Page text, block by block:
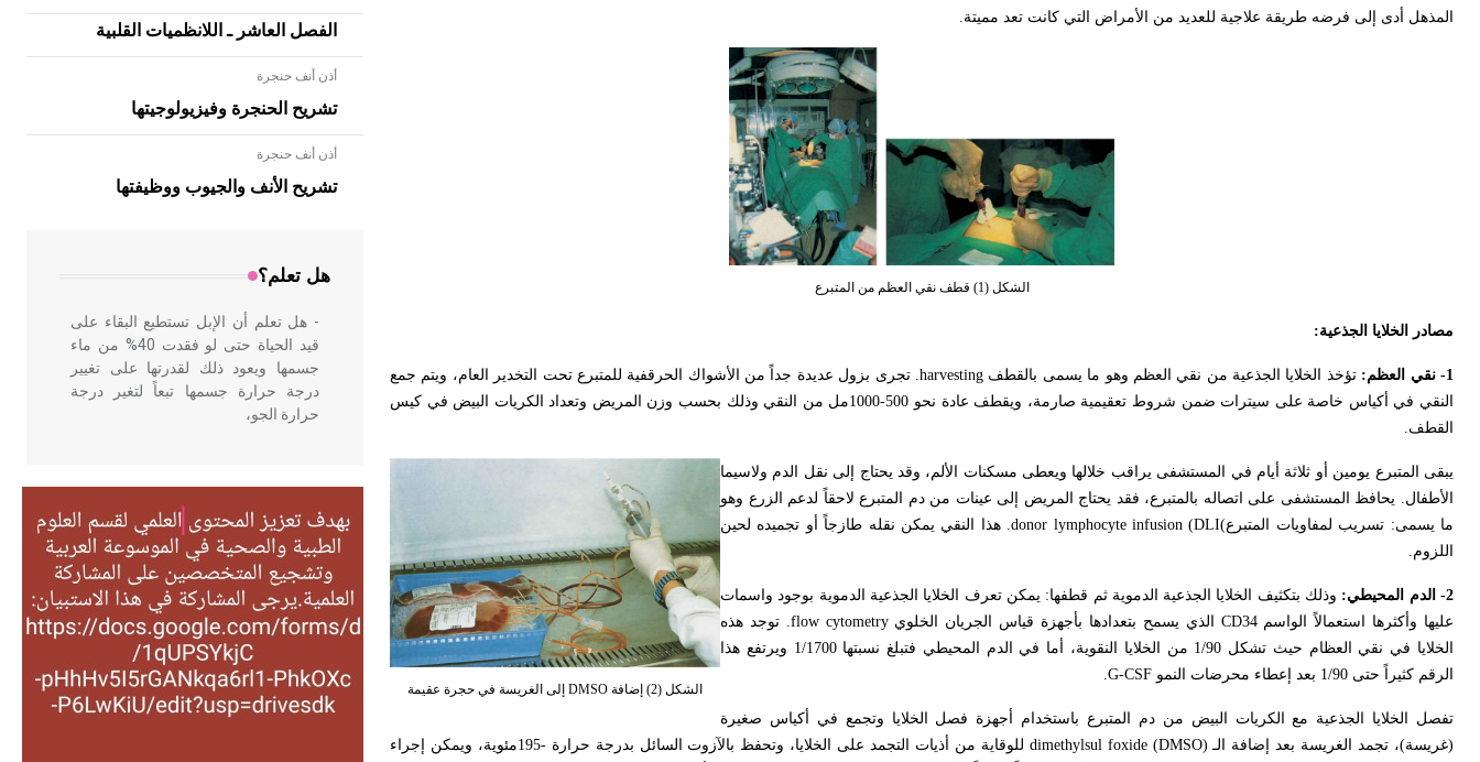
المذهل أدى إلى فرضه طريقة علاجية للعديد من الأمراض التي كانت تعد مميتة.
الشكل (1) قطف نقي العظم من المتبرع
مصادر الخلايا الجذعية:
1- نقي العظم: تؤخذ الخلايا الجذعية من نقي العظم وهو ما يسمى بالقطف harvesting. تجرى بزول عديدة جداً من الأشواك الحرقفية للمتبرع تحت التخدير العام، ويتم جمع
النقي في أكياس خاصة على سيترات ضمن شروط تعقيمية صارمة، ويقطف عادة نحو 500-1000مل من النقي وذلك بحسب وزن المريض وتعداد الكريات البيض في كيس
القطف.
الشكل (2) إضافة DMSO إلى الغريسة في حجرة عقيمة
يبقى المتبرع يومين أو ثلاثة أيام في المستشفى يراقب خلالها ويعطى مسكنات الألم، وقد يحتاج إلى نقل الدم ولاسيما
الأطفال. يحافظ المستشفى على اتصاله بالمتبرع، فقد يحتاج المريض إلى عينات من دم المتبرع لاحقاً لدعم الزرع وهو
ما يسمى: تسريب لمفاويات المتبرعdonor lymphocyte infusion (DLI(. هذا النقي يمكن نقله طازجاً أو تجميده لحين
اللزوم.
2- الدم المحيطي:
وذلك بتكثيف الخلايا الجذعية الدموية ثم قطفها: يمكن تعرف الخلايا الجذعية الدموية بوجود واسمات
عليها وأكثرها استعمالاً الواسمCD34 الذي يسمح بتعدادها بأجهزة قياس الجريان الخلويflow cytometry. توجد هذه
الخلايا في نقي العظام حيث تشكل 1/90 من الخلايا النقوية، أما في الدم المحيطي فتبلغ نسبتها 1/1700 ويرتفع هذا
الرقم كثيراً حتى 1/90 بعد إعطاء محرضات النمو
G-CSF
.
تفصل الخلايا الجذعية مع الكريات البيض من دم المتبرع باستخدام أجهزة فصل الخلايا وتجمع في أكياس صغيرة
(غريسة)، تجمد الغريسة بعد إضافة الـ (dimethylsul foxide (DMSO
للوقاية من أذيات التجمد على الخلايا، وتحفظ بالآزوت السائل بدرجة حرارة -195مئوية، ويمكن إجراء
الفصل العاشر ـ اللانظميات القلبية
أذن أنف حنجرة
تشريح الحنجرة وفيزيولوجيتها
أذن أنف حنجرة
تشريح الأنف والجيوب ووظيفتها
هل تعلم؟
- هل تعلم أن الأبلق نوع من الفنون
الهندسية التي ارتبطت بالعمارة الإسلامية
في بلاد الشام ومصر خاصة، حيث يحرص
- هل تعلم أن الإبل تستطيع البقاء على
قيد الحياة حتى لو فقدت 40% من ماء
جسمها ويعود ذلك لقدرتها على تغيير
درجة حرارة جسمها تبعاً لتغير درجة
حرارة الجو،
- هل تعلم أن أبقراط كتب في الطب
أربعة مؤلفات هي: الحكم، الأدلة، تنظيم
التغذية، ورسالته في جروح الرأس.
ويعود له الفضل بأنه حرر الطب من
الدين والفلسفة.
- هل تعلم أن المرجان إفراز حيواني
يتكون في البحر ويتركب من مادة
كربونات الكلسيوم، وهو أحمر أو شديد
الحمرة وهو أجود أنواعه، ويمتاز بكبر